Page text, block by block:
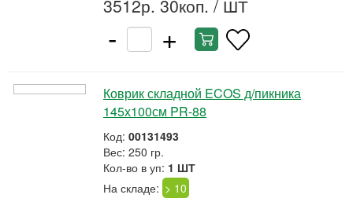
3512р. 30коп. / ШТ
- +
Коврик складной ECOS д/пикника
145х100см PR-88
Код: 00131493
Вес: 250 гр.
Кол-во в уп: 1 ШТ
На складе: > 10